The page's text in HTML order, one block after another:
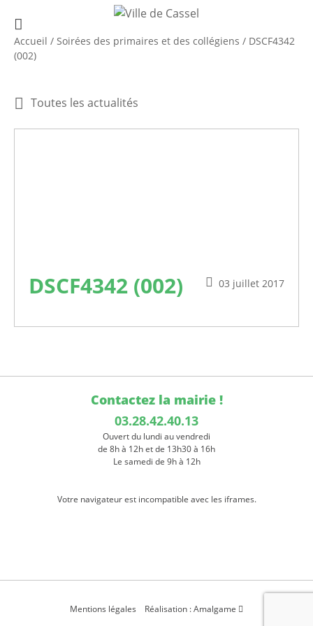
Accueil / Soirées des primaires et des collégiens / DSCF4342
(002)
Toutes les actualités
03 juillet 2017
DSCF4342 (002)
Contactez la mairie !
03.28.42.40.13
Ouvert du lundi au vendredi
de 8h à 12h et de 13h30 à 16h
Le samedi de 9h à 12h
Votre navigateur est incompatible avec les iframes.
Mentions légales Réalisation : Amalgame